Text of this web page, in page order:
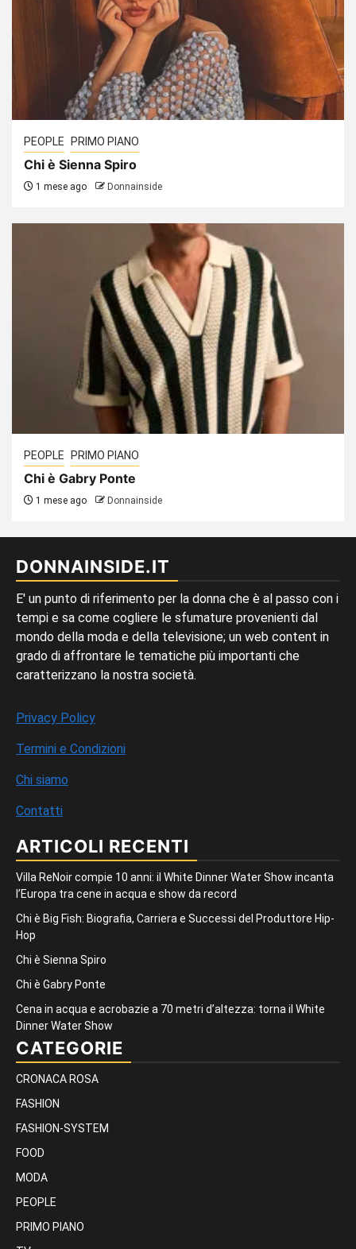
PEOPLE PRIMO PIANO
Chi è Sienna Spiro
1 mese ago Donnainside
PEOPLE PRIMO PIANO
Chi è Gabry Ponte
1 mese ago Donnainside
DONNAINSIDE.IT
E' un punto di riferimento per la donna che è al passo con i
tempi e sa come cogliere le sfumature provenienti dal
mondo della moda e della televisione; un web content in
grado di affrontare le tematiche più importanti che
caratterizzano la nostra società.
Privacy Policy
Termini e Condizioni
Chi siamo
Contatti
ARTICOLI RECENTI
Villa ReNoir compie 10 anni: il White Dinner Water Show incanta
l’Europa tra cene in acqua e show da record
Chi è Big Fish: Biografia, Carriera e Successi del Produttore Hip-
Hop
Chi è Sienna Spiro
Chi è Gabry Ponte
Cena in acqua e acrobazie a 70 metri d’altezza: torna il White
Dinner Water Show
CATEGORIE
CRONACA ROSA
FASHION
FASHION-SYSTEM
FOOD
MODA
PEOPLE
PRIMO PIANO